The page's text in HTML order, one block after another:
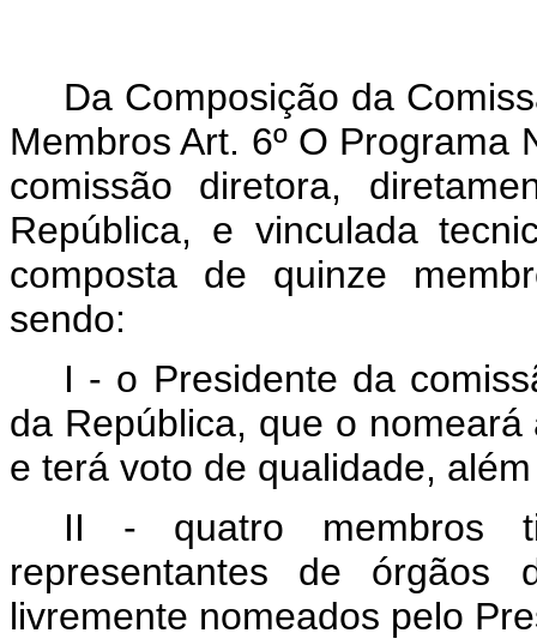
Da Composição da
Membros Art. 6º O Programa
comissão diretora,
República, e vinculada
composta de quinze
sendo:
I - o Presidente da
da República, que o
e terá voto de qualidade,
II - quatro membros
representantes de órgãos
livremente nomeados pelo